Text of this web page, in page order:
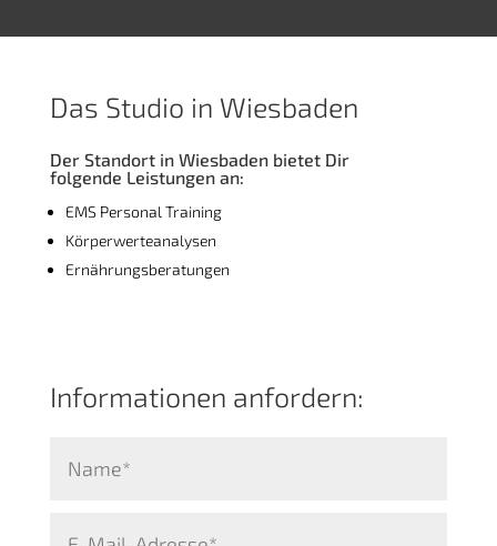
Das Studio in Wiesbaden
Der Standort in Wiesbaden bietet Dir
folgende Leistungen an:
EMS Personal Training
Körperwerteanalysen
Ernährungsberatungen
Informationen anfordern: